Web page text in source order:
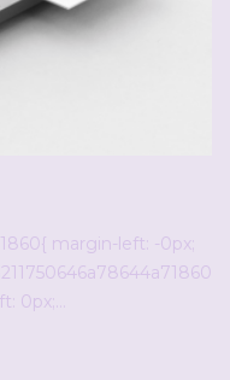
margin-left: -0px;
0px;…